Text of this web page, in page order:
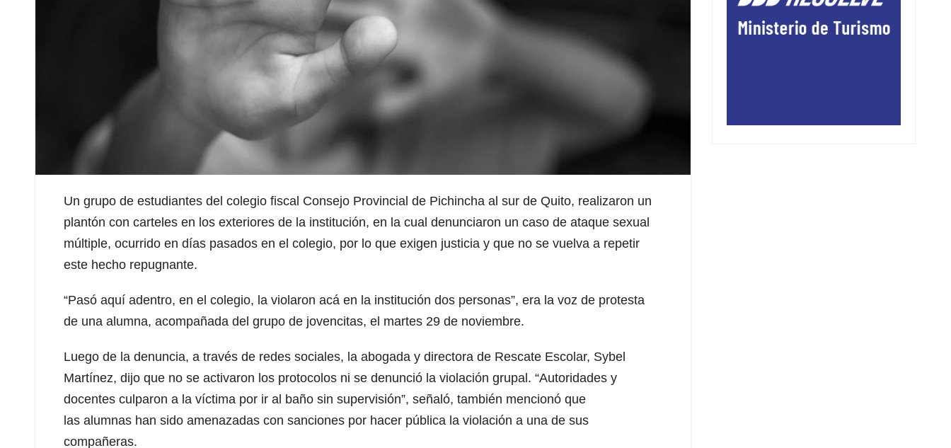
Un grupo de estudiantes del colegio fiscal Consejo Provincial de Pichincha al sur de Quito, realizaron un
plantón con carteles en los exteriores de la institución, en la cual denunciaron un caso de ataque sexual
múltiple, ocurrido en días pasados en el colegio, por lo que exigen justicia y que no se vuelva a repetir
este hecho repugnante.
“Pasó aquí adentro, en el colegio, la violaron acá en la institución dos personas”, era la voz de protesta
de una alumna, acompañada del grupo de jovencitas, el martes 29 de noviembre.
Luego de la denuncia, a través de redes sociales, la abogada y directora de Rescate Escolar, Sybel
Martínez, dijo que no se activaron los protocolos ni se denunció la violación grupal. “Autoridades y
docentes culparon a la víctima por ir al baño sin supervisión”, señaló, también mencionó que
las alumnas han sido amenazadas con sanciones por hacer pública la violación a una de sus
compañeras.